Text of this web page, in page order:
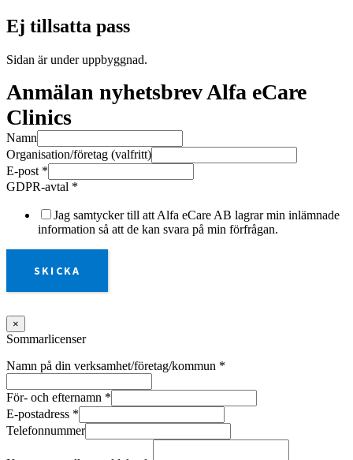
Ej tillsatta pass
Sidan är under uppbyggnad.
Anmälan nyhetsbrev Alfa eCare
Clinics
Namn
Organisation/företag (valfritt)
E-post *
GDPR-avtal *
Jag samtycker till att Alfa eCare AB lagrar min inlämnade
information så att de kan svara på min förfrågan.
SKICKA
×
Sommarlicenser
Namn på din verksamhet/företag/kommun *
För- och efternamn *
E-postadress *
Telefonnummer